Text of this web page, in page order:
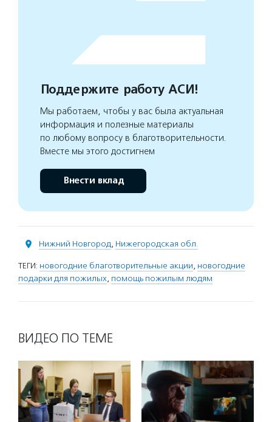
Поддержите работу АСИ!
Мы работаем, чтобы у вас была актуальная
информация и полезные материалы
по любому вопросу в благотворительности.
Вместе мы этого достигнем
Внести вклад
Нижний Новгород, Нижегородская обл.
ТЕГИ: новогодние благотворительные акции, новогодние
подарки для пожилых, помощь пожилым людям
ВИДЕО ПО ТЕМЕ